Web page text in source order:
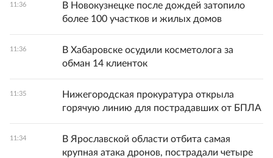
11:36
В Новокузнецке после дождей затопило
более 100 участков и жилых домов
11:36
В Хабаровске осудили косметолога за
обман 14 клиенток
11:35
Нижегородская прокуратура открыла
горячую линию для пострадавших от БПЛА
11:34
В Ярославской области отбита самая
крупная атака дронов, пострадали четыре